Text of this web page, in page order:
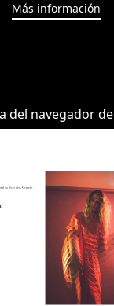
Más información